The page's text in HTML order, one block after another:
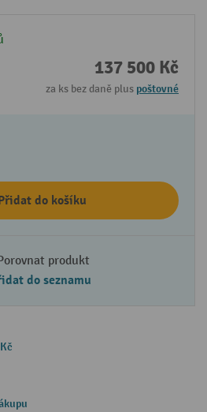
137 500 Kč
za ks bez daně plus poštovné
do košíku
produkt
do seznamu